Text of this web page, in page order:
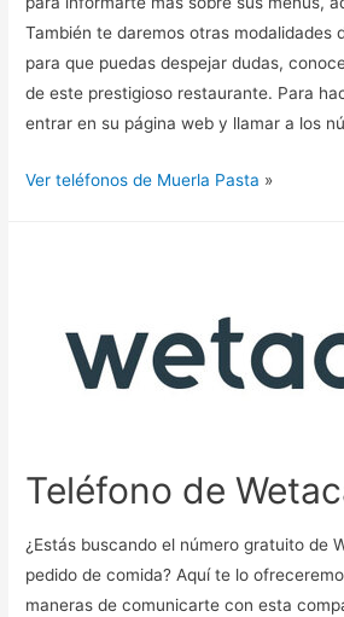
También te daremos otras modalidades
para que puedas despejar dudas,
de este prestigioso restaurante. Para
entrar en su página web y llamar a los
Ver teléfonos de Muerla Pasta »
Teléfono de
¿Estás buscando el número gratuito de
pedido de comida? Aquí te lo
maneras de comunicarte con esta